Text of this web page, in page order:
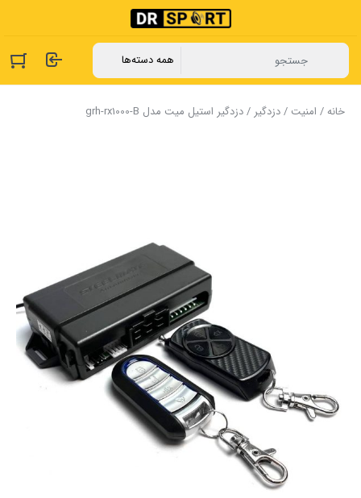
خانه/ امنیت /دزدگیر / دزدگیر استیل میت مدل grh-rx1000-B